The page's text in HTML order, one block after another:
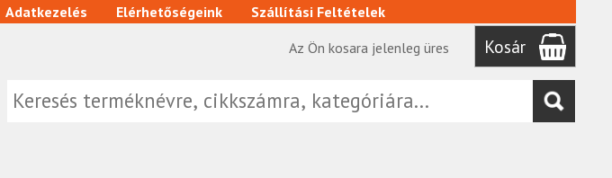
Adatkezelés Elérhetőségeink
Szállítási Feltételek
Az Ön kosara jelenleg üres
Kosár